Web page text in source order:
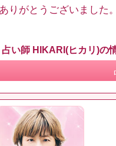
ありがとうございました。
占い師 HIKARI(ヒカリ)の